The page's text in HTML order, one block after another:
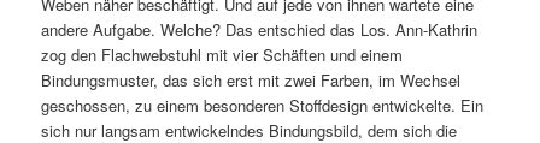
andere Aufgabe. Welche? Das entschied das Los. Ann-Kathrin
zog den Flachwebstuhl mit vier Schäften und einem
Bindungsmuster, das sich erst mit zwei Farben, im Wechsel
geschossen, zu einem besonderen Stoffdesign entwickelte. Ein
sich nur langsam entwickelndes Bindungsbild, dem sich die